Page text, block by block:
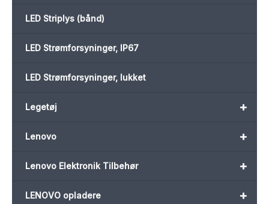
LED Striplys (bånd)
LED Strømforsyninger, IP67
LED Strømforsyninger, lukket
+
Legetøj
+
Lenovo
+
Lenovo Elektronik Tilbehør
+
LENOVO opladere